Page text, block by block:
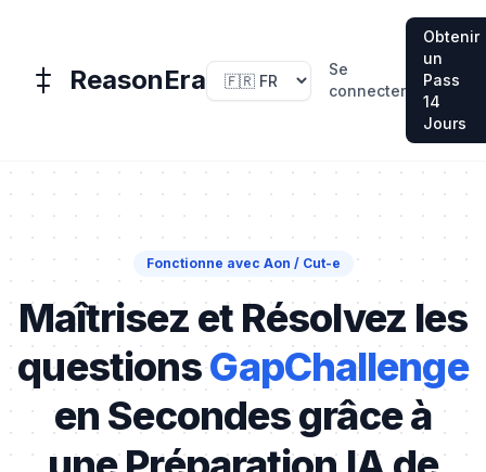
ReasonEra
Se
connecter
Obtenir
un
Pass
14
Jours
Fonctionne avec Aon / Cut-e
Maîtrisez et Résolvez les
questionsGapChallenge
en Secondes grâce à